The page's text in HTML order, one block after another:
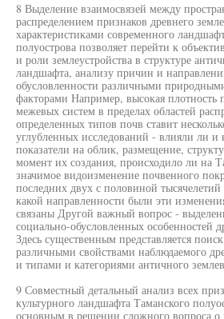
8 Выделение взаимосвязей между
распределением признаков древнего
характеристиками современного
полуострова позволяет перейти к
и роли землеустройства в структуре
ландшафта, анализу причин и
обусловленности различными
факторами Например, высокая плотность
межевых систем в пределах областей
определенных типов почв ставит
углубленных исследований - влияли ли и
показатели на облик, размещение,
момент их создания, происходило ли на
значимое видоизменение почвенного
последних двух с половиной
какой направленности были эти
связаны Другой важный вопрос -
социально-обусловленных особенностей
Здесь существенным представляется
различными свойствами наблюдаемого
и типами и категориями античного
9 Совместный детальный анализ всех
культурного ландшафта Таманского
основным в решении сложного вопроса о